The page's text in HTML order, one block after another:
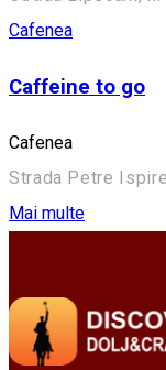
Cafenea
Caffeine to go
Cafenea
Strada Petre
Mai multe